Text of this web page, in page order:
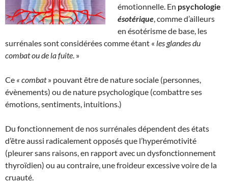
émotionnelle. En psychologie
ésotérique, comme d’ailleurs
en ésotérisme de base, les
surrénales sont considérées comme étant « les glandes du
combat ou de la fuite. »
Ce « combat» pouvant être de nature sociale (personnes,
évènements) ou de nature psychologique (combattre ses
émotions, sentiments, intuitions.)
Du fonctionnement de nos surrénales dépendent des états
d’être aussi radicalement opposés que l’hyperémotivité
(pleurer sans raisons, en rapport avec un dysfonctionnement
thyroïdien) ou au contraire, une froideur excessive voire de la
cruauté.